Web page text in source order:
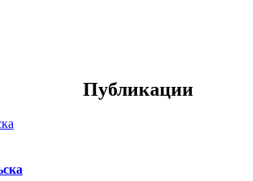
Публикации